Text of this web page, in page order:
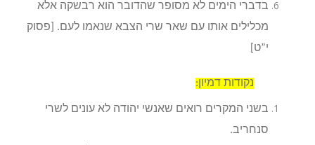
בדברי הימים לא מסופר שהדובר הוא רבשקה אלא
מכלילים אותו עם שאר שרי הצבא שנאמו לעם. [פסוק
י”ט]
נקודות דמיון:
בשני המקרים רואים שאנשי יהודה לא עונים לשרי
סנחריב.